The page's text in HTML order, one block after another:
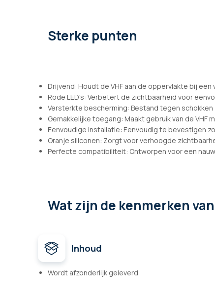
afbeeldingen-
Sterke punten
Drijvend: Houdt de VHF aan de oppervlakte bij een
Rode LED's: Verbetert de zichtbaarheid voor
Versterkte bescherming: Bestand tegen
Gemakkelijke toegang: Maakt gebruik van de VHF
Eenvoudige installatie: Eenvoudig te bevestigen
Oranje siliconen: Zorgt voor verhoogde
Perfecte compatibiliteit: Ontworpen voor een
Wat zijn de kenmerken
Inhoud
Wordt afzonderlijk geleverd